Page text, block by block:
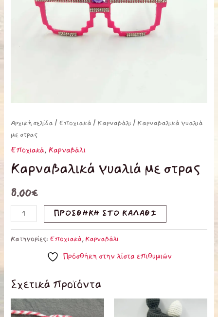
Αρχική σελίδα / Εποχιακά / Καρναβάλι / Καρναβαλικά γυαλιά
με στρας
Εποχιακά, Καρναβάλι
Καρναβαλικά γυαλιά με στρας
8.00€
ΠΡΟΣΘΉΚΗ ΣΤΟ ΚΑΛΆΘΙ
Κατηγορίες:Εποχιακά,Καρναβάλι
Πρόσθήκη στην λίστα επιθυμιών
Σχετικά προϊόντα